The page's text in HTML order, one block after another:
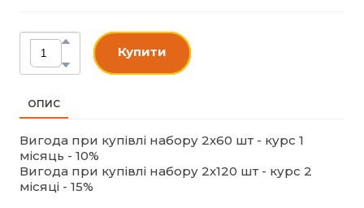
Купити
ОПИС
Вигода при купівлі набору 2х60 шт - курс 1
місяць - 10%
Вигода при купівлі набору 2х120 шт - курс 2
місяці - 15%